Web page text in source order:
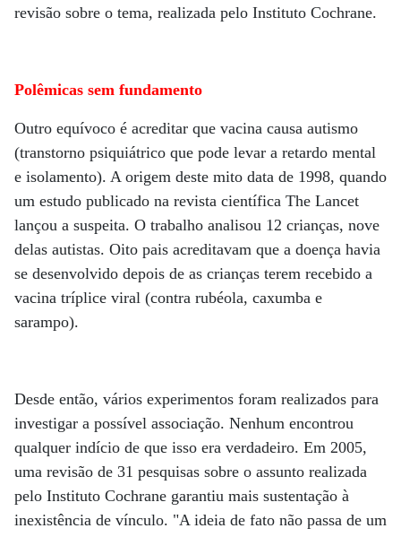
revisão sobre o tema, realizada pelo Instituto Cochrane.
Polêmicas sem fundamento
Outro equívoco é acreditar que vacina causa autismo
(transtorno psiquiátrico que pode levar a retardo mental
e isolamento). A origem deste mito data de 1998, quando
um estudo publicado na revista científica The Lancet
lançou a suspeita. O trabalho analisou 12 crianças, nove
delas autistas. Oito pais acreditavam que a doença havia
se desenvolvido depois de as crianças terem recebido a
vacina tríplice viral (contra rubéola, caxumba e
sarampo).
Desde então, vários experimentos foram realizados para
investigar a possível associação. Nenhum encontrou
qualquer indício de que isso era verdadeiro. Em 2005,
uma revisão de 31 pesquisas sobre o assunto realizada
pelo Instituto Cochrane garantiu mais sustentação à
inexistência de vínculo. "A ideia de fato não passa de um